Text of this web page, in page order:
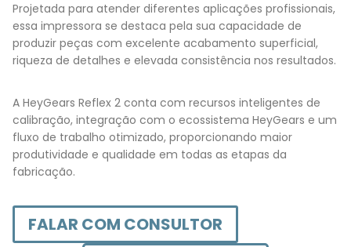
Projetada para atender diferentes aplicações profissionais,
essa impressora se destaca pela sua capacidade de
produzir peças com excelente acabamento superficial,
riqueza de detalhes e elevada consistência nos resultados.
A HeyGears Reflex 2 conta com recursos inteligentes de
calibração, integração com o ecossistema HeyGears e um
fluxo de trabalho otimizado, proporcionando maior
produtividade e qualidade em todas as etapas da
fabricação.
FALAR COM CONSULTOR